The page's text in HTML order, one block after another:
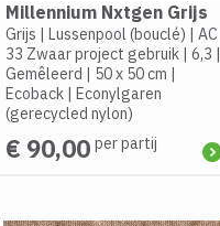
Millennium Nxtgen Grijs
Grijs | Lussenpool (bouclé) | AC
33 Zwaar project gebruik| 6,3 |
Gemêleerd | 50 x 50 cm |
Ecoback| Econylgaren
(gerecycled nylon)
€ 90,00 per partij